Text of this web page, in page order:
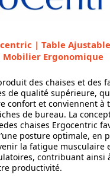
| Table Ajustable
Ergonomique
des chaises et des
de qualité supérieure,
confort et conviennent à
de bureau. La
chaises Ergocentric
posture optimale, en
la fatigue musculaire
contribuant ainsi
productivité.